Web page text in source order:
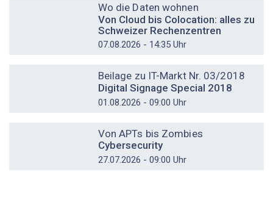
Wo die Daten wohnen
Von Cloud bis Colocation: alles zu
Schweizer Rechenzentren
07.08.2026 - 14:35 Uhr
Beilage zu IT-Markt Nr. 03/2018
Digital Signage Special 2018
01.08.2026 - 09:00 Uhr
Von APTs bis Zombies
Cybersecurity
27.07.2026 - 09:00 Uhr